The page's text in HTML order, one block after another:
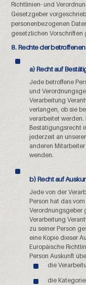
Richtlinien- und
Gesetzgeber
personenbezogenen
gesetzlichen Vorschriften
8. Rechte der
a) Recht auf
Jede betroffene
und
Verarbeitung
verlangen, ob sie
verarbeitet werden.
Bestätigungsrecht
jederzeit an
anderen
wenden.
b) Recht auf
Jede von der
Person hat das
Verordnungsgeber
Verarbeitung
zu seiner Person
eine Kopie dieser
Europäische
Person Auskunft
die
die